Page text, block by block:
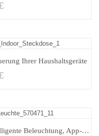
Ihrer Haushaltsgeräte
XCOAST, GU10, LED-Lampen, intelligente Beleuchtung, App-Steuerung